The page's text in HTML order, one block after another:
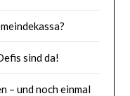
sind da!
– und noch einmal